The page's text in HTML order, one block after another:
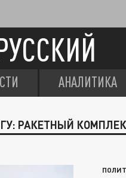
АНАЛИТИКА
РАКЕТНЫЙ